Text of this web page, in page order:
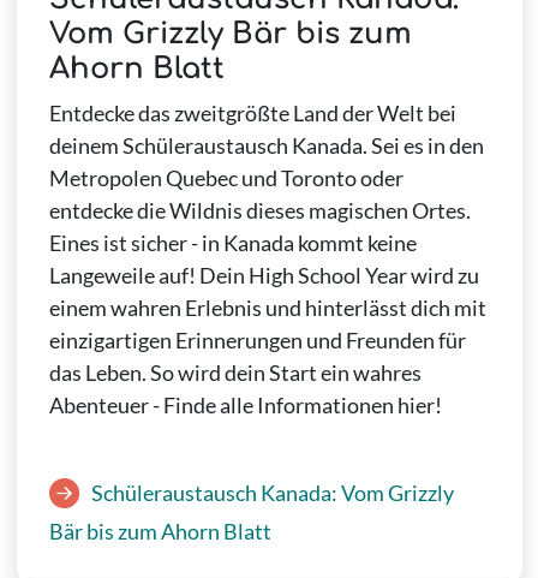
Vom Grizzly Bär bis zum
Ahorn Blatt
Entdecke das zweitgrößte Land der Welt bei
deinem Schüleraustausch Kanada. Sei es in den
Metropolen Quebec und Toronto oder
entdecke die Wildnis dieses magischen Ortes.
Eines ist sicher - in Kanada kommt keine
Langeweile auf! Dein High School Year wird zu
einem wahren Erlebnis und hinterlässt dich mit
einzigartigen Erinnerungen und Freunden für
das Leben. So wird dein Start ein wahres
Abenteuer - Finde alle Informationen hier!
Schüleraustausch Kanada: Vom Grizzly
Bär bis zum Ahorn Blatt